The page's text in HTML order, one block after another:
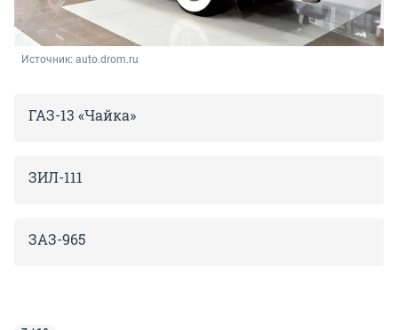
Источник: auto.drom.ru
ГАЗ-13 «Чайка»
ЗИЛ-111
ЗАЗ-965